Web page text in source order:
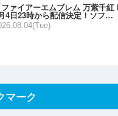
ファイアーエムブレム 万紫千
4日23時から配信決定！ソフ…
マーク